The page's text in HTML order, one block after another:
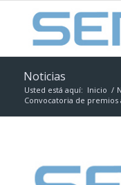
Noticias
Usted está aquí: Inicio /
Convocatoria de premios